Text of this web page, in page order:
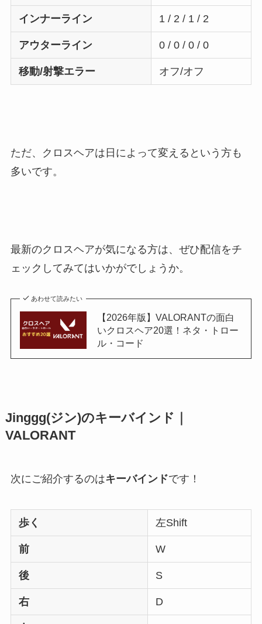
インナーライン 1 / 2 / 1 / 2
アウターライン 0 / 0 / 0 / 0
移動/射撃エラー オフ/オフ
ただ、クロスヘアは日によって変えるという方も
多いです。
最新のクロスヘアが気になる方は、ぜひ配信をチ
ェックしてみてはいかがでしょうか。
あわせて読みたい
【2026年版】VALORANTの面白
いクロスヘア20選！ネタ・トロー
ル・コード
Jinggg(ジン)のキーバインド｜
VALORANT
次にご紹介するのはキーバインドです！
歩く 左Shift
前 W
後 S
右 D